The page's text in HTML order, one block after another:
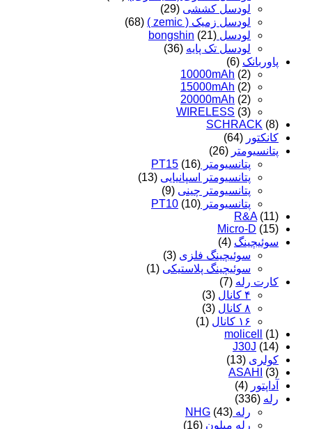
لودسل کششی (29)
لودسل زمیک ( zemic )
(68)
لودسل bongshin (21)
لودسل تک پایه (36)
پاوربانک (6)
10000mAh (2)
15000mAh (2)
20000mAh (2)
WIRELESS (3)
SCHRACK (8)
کانکتور (64)
پتانسیومتر (26)
پتانسیومتر PT15 (16)
پتانسیومتر اسپانیایی (13)
پتانسیومتر چینی (9)
پتانسیومتر PT10 (10)
R&A (11)
Micro-D (15)
سوئیچینگ (4)
سوئیچینگ فلزی (3)
سوئیچینگ پلاستیکی (1)
کارت رله (7)
۴ کانال
(3)
۸ کانال
(3)
۱۶ کانال
(1)
molicell
(1)
J30J (14)
کولری (13)
ASAHI
(3)
آداپتور (4)
رله (336)
رله NHG (43)
رله میلون (16)